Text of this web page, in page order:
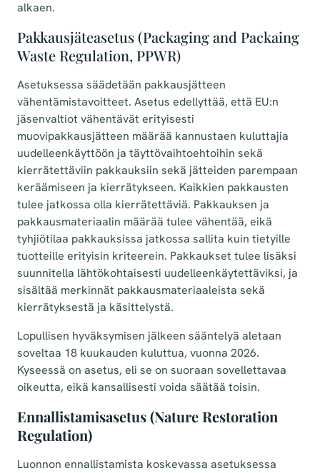
alkaen.
Pakkausjäteasetus (Packaging and Packaing
Waste Regulation, PPWR)
Asetuksessa säädetään pakkausjätteen
vähentämistavoitteet. Asetus edellyttää, että EU:n
jäsenvaltiot vähentävät erityisesti
muovipakkausjätteen määrää kannustaen kuluttajia
uudelleenkäyttöön ja täyttövaihtoehtoihin sekä
kierrätettäviin pakkauksiin sekä jätteiden parempaan
keräämiseen ja kierrätykseen. Kaikkien pakkausten
tulee jatkossa olla kierrätettäviä. Pakkauksen ja
pakkausmateriaalin määrää tulee vähentää, eikä
tyhjiötilaa pakkauksissa jatkossa sallita kuin tietyille
tuotteille erityisin kriteerein. Pakkaukset tulee lisäksi
suunnitella lähtökohtaisesti uudelleenkäytettäviksi, ja
sisältää merkinnät pakkausmateriaaleista sekä
kierrätyksestä ja käsittelystä.
Lopullisen hyväksymisen jälkeen sääntelyä aletaan
soveltaa 18 kuukauden kuluttua, vuonna 2026.
Kyseessä on asetus, eli se on suoraan sovellettavaa
oikeutta, eikä kansallisesti voida säätää toisin.
Ennallistamisasetus (Nature Restoration
Regulation)
Luonnon ennallistamista koskevassa asetuksessa